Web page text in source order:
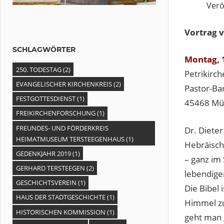
Vortrag
Montag,
Pastor-
45468
Dr.
– ganz
Die Bibel
Himmel
geht man
SCHLAGWÖRTER
250. TODESTAG(2)
EVANGELISCHER KIRCHENKREIS(2)
FESTGOTTESDIENST(1)
FREIKIRCHENFORSCHUNG(1)
FREUNDES- UND FÖRDERKREIS
HEIMATMUSEUM TERSTEEGENHAUS(1)
GEDENKJAHR 2019(1)
GERHARD TERSTEEGEN (2)
GESCHICHTSVEREIN (1)
HAUS DER STADTGESCHICHTE(1)
HISTORISCHEN KOMMISSION (1)